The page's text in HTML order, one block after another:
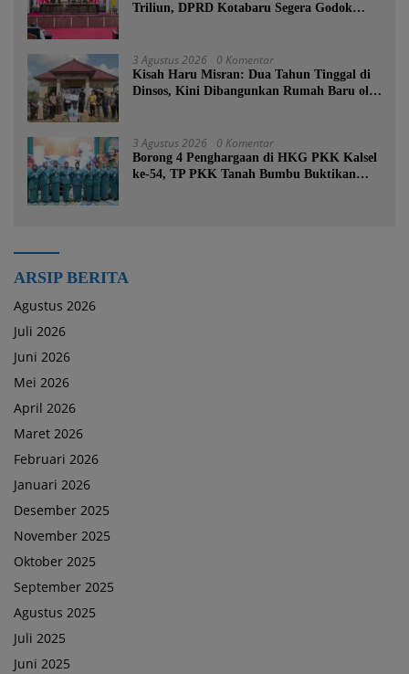
Triliun, DPRD Kotabaru Segera Godok
3 Agustus 2026 0 Komentar
Kisah Haru Misran: Dua Tahun Tinggal di
Dinsos, Kini Dibangunkan Rumah Baru oleh
3 Agustus 2026 0 Komentar
Borong 4 Penghargaan di HKG PKK Kalsel
ke-54, TP PKK Tanah Bumbu Buktikan
ARSIP BERITA
Agustus 2026
Juli 2026
Juni 2026
Mei 2026
April 2026
Maret 2026
Februari 2026
Januari 2026
Desember 2025
November 2025
Oktober 2025
September 2025
Agustus 2025
Juli 2025
Juni 2025